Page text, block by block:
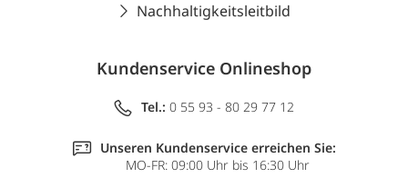
Nachhaltigkeitsleitbild
Kundenservice Onlineshop
Tel.: 0 55 93 - 80 29 77 12
Unseren Kundenservice erreichen Sie:
MO-FR: 09:00 Uhr bis 16:30 Uhr